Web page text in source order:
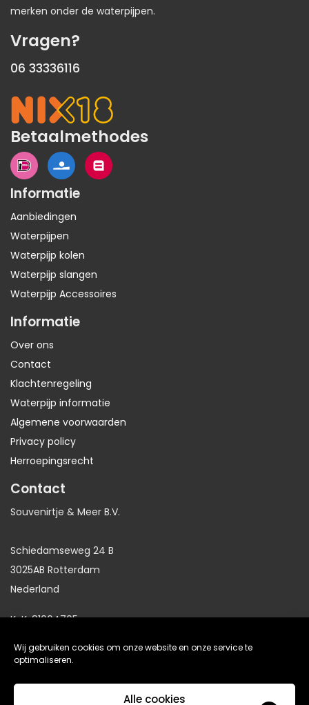
Wij gebruiken cookies om onze website en onze service te
optimaliseren.
Alle cookies
merken onder de waterpijpen.
Vragen?
06 33336116
Betaalmethodes
Informatie
Aanbiedingen
Waterpijpen
Waterpijp kolen
Waterpijp slangen
Waterpijp Accessoires
Informatie
Over ons
Contact
Klachtenregeling
Waterpijp informatie
Algemene voorwaarden
Privacy policy
Herroepingsrecht
Contact
Souvenirtje & Meer B.V.
Schiedamseweg 24 B
3025AB Rotterdam
Nederland
KvK: 81064705